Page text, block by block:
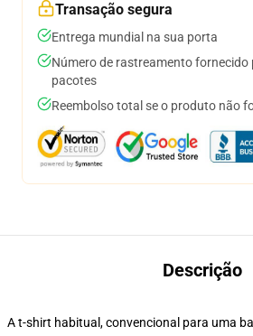
Transação segura
Entrega mundial na sua porta
Número de rastreamento fornecido
pacotes
Reembolso total se o produto não
Descrição
A t-shirt habitual, convencional para uma